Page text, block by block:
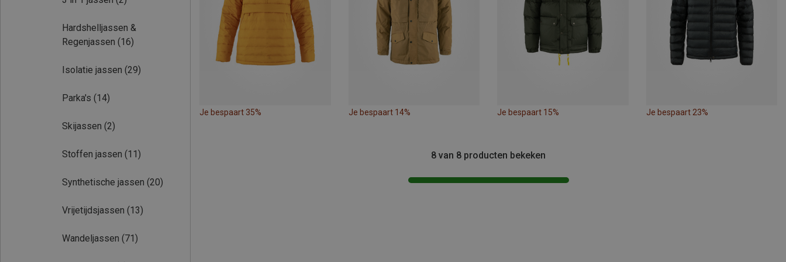
Hardshelljassen &
Regenjassen (16)
Isolatie jassen (29)
Parka's (14)
Skijassen (2)
Stoffen jassen (11)
Synthetische jassen (20)
Vrijetijdsjassen (13)
Wandeljassen (71)
Je bespaart 35% Je bespaart 14% Je bespaart 15% Je bespaart 23%
8 van 8 producten bekeken